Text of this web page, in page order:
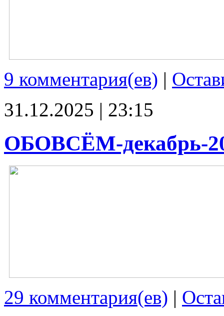
9 комментария(ев) |
31.12.2025 | 23:15
ОБОВСЁМ-декабрь-
29 комментария(ев) |